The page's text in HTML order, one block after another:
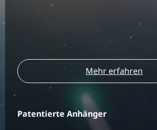
Mehr erfahren
Patentierte Anhänger